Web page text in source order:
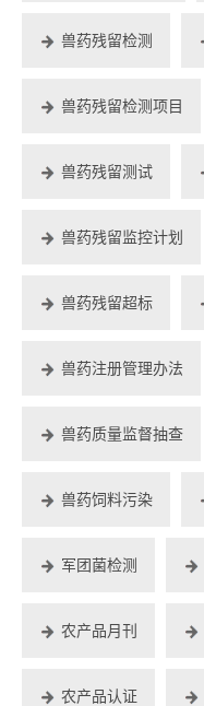
兽药残留检测
兽药残留检测项目
兽药残留测试
兽药残留监控计划
兽药残留超标
兽药注册管理办法
兽药质量监督抽查
兽药饲料污染
军团菌检测
农产品月刊
农产品认证